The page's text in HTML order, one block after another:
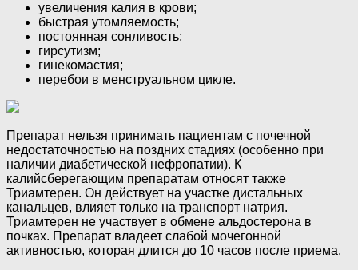
увеличения калия в крови;
быстрая утомляемость;
постоянная сонливость;
гирсутизм;
гинекомастия;
перебои в менструальном цикле.
Препарат нельзя принимать пациентам с почечной
недостаточностью на поздних стадиях (особенно при
наличии диабетической нефропатии). К
калийсберегающим препаратам относят также
Триамтерен. Он действует на участке дистальных
канальцев, влияет только на транспорт натрия.
Триамтерен не участвует в обмене альдостерона в
почках. Препарат владеет слабой мочегонной
активностью, которая длится до 10 часов после приема.